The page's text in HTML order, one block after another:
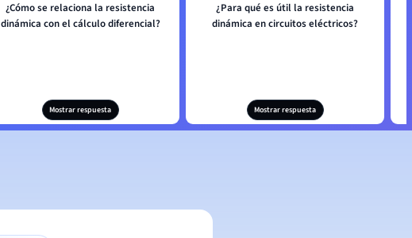
¿Cómo se relaciona la resistencia
dinámica con el cálculo diferencial?
Mostrar respuesta
¿Para qué es útil la resistencia
dinámica en circuitos eléctricos?
Mostrar respuesta